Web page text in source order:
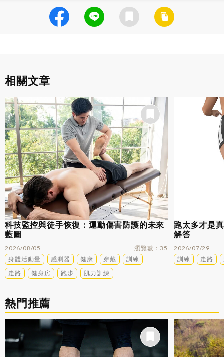
相關文章
科技監控與徒手恢復：運動傷害防護的未來
藍圖
2026/08/05 瀏覽數
35
身體活動量
感測器 健康 穿戴
訓練
走路
健身房 跑步 肌力訓練
跑太多才是
解答
2026/07/29
訓練
走路
熱門推薦